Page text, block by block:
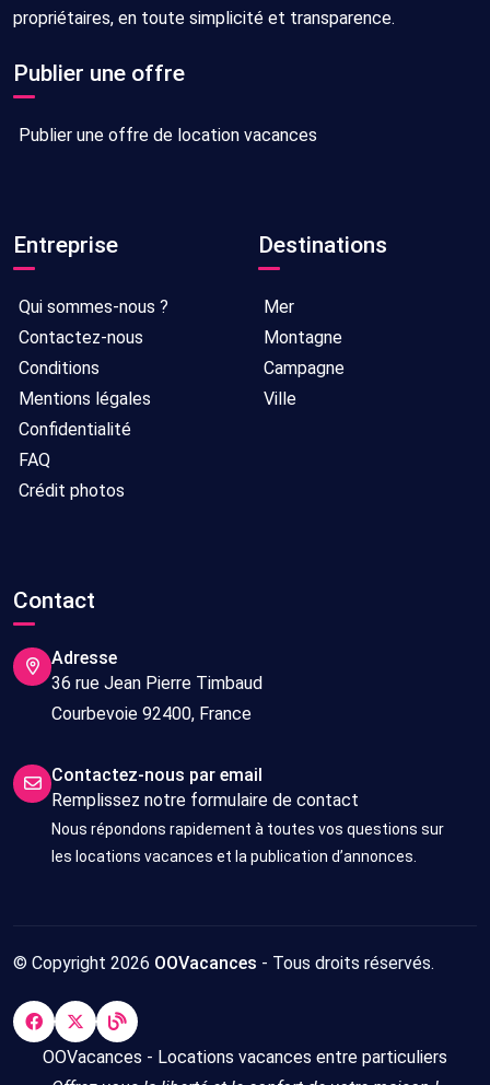
propriétaires, en toute simplicité et transparence.
Publier une offre
Publier une offre de location vacances
Entreprise
Qui sommes-nous ?
Contactez-nous
Conditions
Mentions légales
Confidentialité
FAQ
Crédit photos
Destinations
Mer
Montagne
Campagne
Ville
Contact
Adresse
36 rue Jean Pierre Timbaud
Courbevoie 92400, France
Contactez-nous par email
Remplissez notre formulaire de contact
Nous répondons rapidement à toutes vos questions sur
les locations vacances et la publication d’annonces.
© Copyright 2026 OOVacances - Tous droits réservés.
OOVacances - Locations vacances entre particuliers